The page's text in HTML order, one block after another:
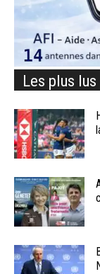
Les plus lus